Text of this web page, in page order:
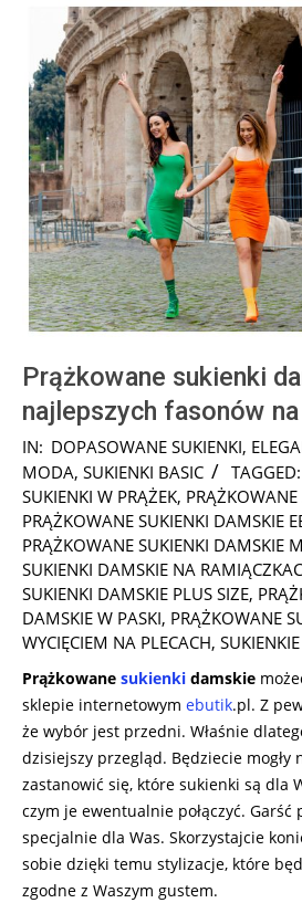
Prążkowane sukienki
najlepszych fasonów
2022-
05-
18
IN: DOPASOWANE SUKIENKI,
MODA, SUKIENKI BASIC TAGGED:
SUKIENKI W PRĄŻEK,
PRĄŻKOWANE SUKIENKI DAMSKIE
PRĄŻKOWANE SUKIENKI DAMSKIE
SUKIENKI DAMSKIE NA
SUKIENKI DAMSKIE PLUS SIZE,
DAMSKIE W PASKI, PRĄŻKOWANE
WYCIĘCIEM NA PLECACH, SUKIENKIE
Prążkowane sukienki damskie
sklepie internetowym ebutik.pl. Z
że wybór jest przedni. Właśnie
dzisiejszy przegląd. Będziecie mogły
zastanowić się, które sukienki są dla
czym je ewentualnie połączyć. Garść
specjalnie dla Was. Skorzystajcie
sobie dzięki temu stylizacje, które
zgodne z Waszym gustem.